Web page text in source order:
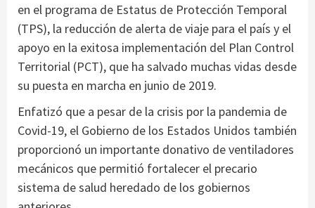
en el programa de Estatus de Protección Temporal
(TPS), la reducción de alerta de viaje para el país y el
apoyo en la exitosa implementación del Plan Control
Territorial (PCT), que ha salvado muchas vidas desde
su puesta en marcha en junio de 2019.
Enfatizó que a pesar de la crisis por la pandemia de
Covid-19, el Gobierno de los Estados Unidos también
proporcionó un importante donativo de ventiladores
mecánicos que permitió fortalecer el precario
sistema de salud heredado de los gobiernos